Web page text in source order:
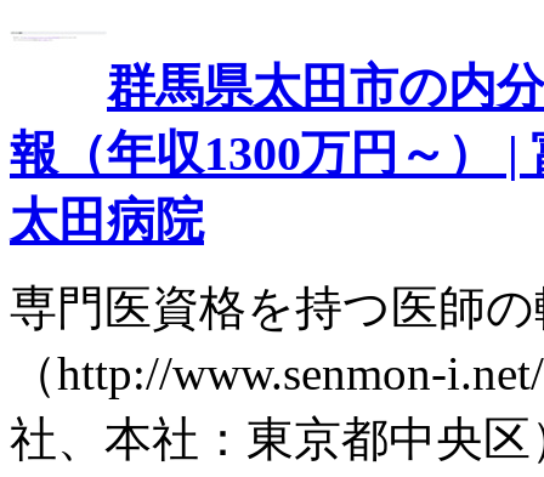
群馬県太田市の内
報（年収1300万円～）
太田病院
専門医資格を持つ医師
（http://www.senmon-
社、本社：東京都中央